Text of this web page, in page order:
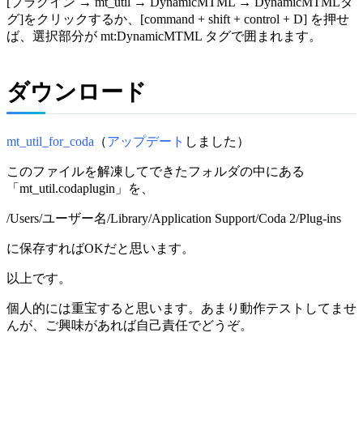
グ]をクリックするか、[command + shift + control + D] を押せ
ば、選択部分が mt:DynamicMTML タグで囲まれます。
ダウンロード
mt_util_for_coda （アップデート しました）
このファイルを解凍してできたフォルダの中にある
「mt_util.codaplugin」を、
/Users/ユーザー名/Library/Application Support/Coda 2/Plug-ins
に保存すればOKだと思います。
以上です。
個人的には重宝すると思います。あまり動作テストしてませ
んが、ご興味があれば自己責任でどうぞ。